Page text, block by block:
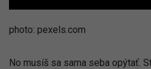
photo: pexels.com
No musíš sa sama seba opýtať.